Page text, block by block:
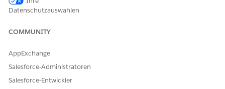
Administratoren, um eine Verbindung mit Amazon S3
verwalten.
Greifen Sie auf Amazon S3-Dateien zu, verknüpfen Sie sie
mit einem Datensatz und streamen Sie sie, indem Sie
Amazon S3 als externe Datenquelle in Salesforce
Datenschutzauswahlen
COMMUNITY
AppExchange
Salesforce-Administratoren
Salesforce-Entwickler